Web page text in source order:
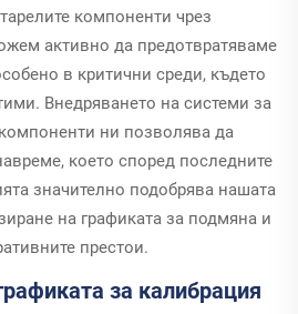
компоненти чрез
активно да предотвратяваме
в критични среди, където
Внедряването на системи за
ни позволява да
което според последните
значително подобрява нашата
на графиката за подмяна и
престои.
за калибрация